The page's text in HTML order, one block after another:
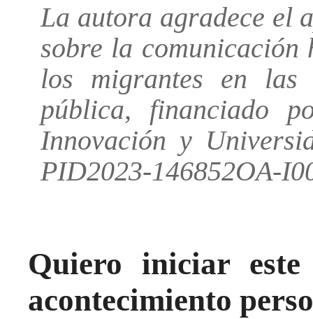
La autora agradece el
sobre la comunicación
los migrantes en
pública, financiado
Innovación y
PID2023-146852OA-
Quiero iniciar
acontecimiento